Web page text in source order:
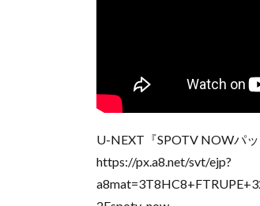
U-NEXT『SPOTV NOWパ
https://px.a8.net/svt/ejp?